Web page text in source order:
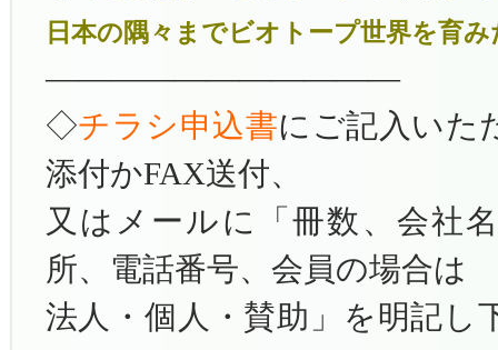
日本の隅々までビオトープ世界を育
———————————
◇チラシ申込書にご記入いた
添付かFAX送付、
又はメールに「冊数、会社
所、電話番号、会員の場合は
法人・個人・賛助」を明記し